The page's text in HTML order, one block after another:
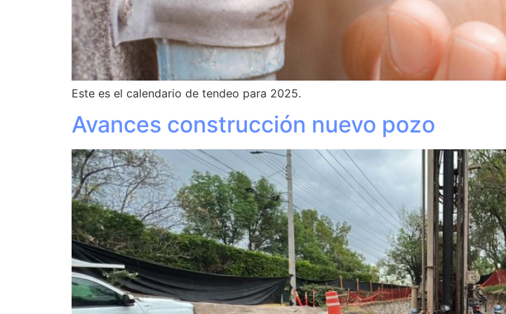
Este es el calendario de tendeo para 2025.
Avances construcción nuevo pozo